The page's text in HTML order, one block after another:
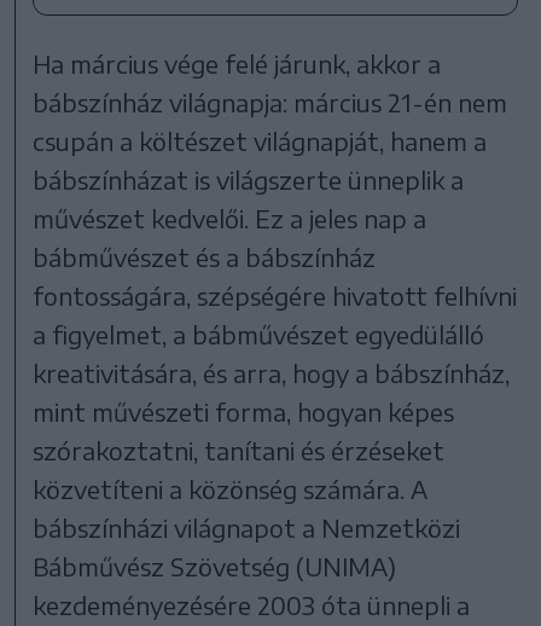
Ha március vége felé járunk, akkor a
bábszínház világnapja: március 21-én nem
csupán a költészet világnapját, hanem a
bábszínházat is világszerte ünneplik a
művészet kedvelői. Ez a jeles nap a
bábművészet és a bábszínház
fontosságára, szépségére hivatott felhívni
a figyelmet, a bábművészet egyedülálló
kreativitására, és arra, hogy a bábszínház,
mint művészeti forma, hogyan képes
szórakoztatni, tanítani és érzéseket
közvetíteni a közönség számára. A
bábszínházi világnapot a Nemzetközi
Bábművész Szövetség (UNIMA)
kezdeményezésére 2003 óta ünnepli a